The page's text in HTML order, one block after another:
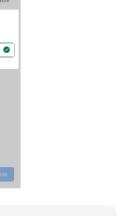
5
en nombre
para